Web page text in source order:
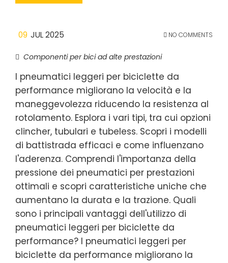
09 JUL 2025 NO COMMENTS
Componenti per bici ad alte prestazioni
I pneumatici leggeri per biciclette da
performance migliorano la velocità e la
maneggevolezza riducendo la resistenza al
rotolamento. Esplora i vari tipi, tra cui opzioni
clincher, tubulari e tubeless. Scopri i modelli
di battistrada efficaci e come influenzano
l'aderenza. Comprendi l'importanza della
pressione dei pneumatici per prestazioni
ottimali e scopri caratteristiche uniche che
aumentano la durata e la trazione. Quali
sono i principali vantaggi dell'utilizzo di
pneumatici leggeri per biciclette da
performance? I pneumatici leggeri per
biciclette da performance migliorano la